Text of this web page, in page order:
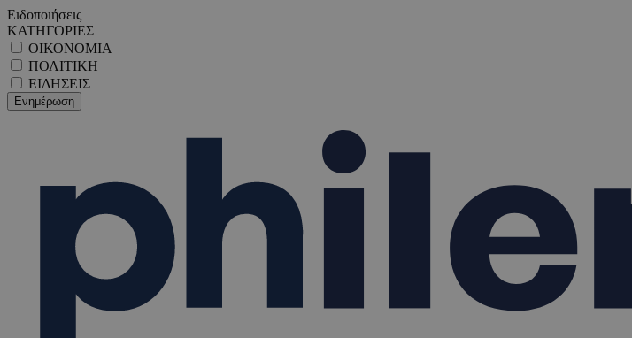
Ειδοποιήσεις
ΚΑΤΗΓΟΡΙΕΣ
ΟΙΚΟΝΟΜΙΑ
ΠΟΛΙΤΙΚΗ
ΕΙΔΗΣΕΙΣ